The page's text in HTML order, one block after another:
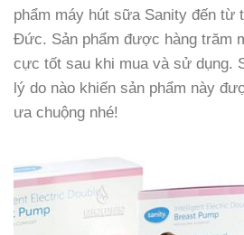
phẩm máy hút sữa Sanity đến từ
Đức. Sản phẩm được hàng trăm
cực tốt sau khi mua và sử dụng.
lý do nào khiến sản phẩm này
ưa chuộng nhé!